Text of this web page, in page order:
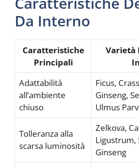
Da Interno
Caratteristiche
Principali
Varietà
Adattabilità
all’ambiente
chiuso
Ficus,
Ginseng,
Ulmus
Tolleranza alla
scarsa luminosità
Zelkova,
Ligustrum,
Ginseng